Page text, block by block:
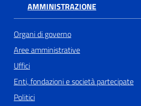
AMMINISTRAZIONE
Organi di governo
Aree amministrative
Uffici
Enti, fondazioni e società partecipate
Politici